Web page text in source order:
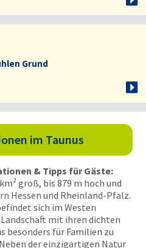
Grund
im Taunus
& Tipps für Gäste:
groß, bis 879 m hoch und
Hessen und Rheinland-Pfalz.
sich im Westen
mit ihren dichten
besonders für Familien zu
der einzigartigen Natur